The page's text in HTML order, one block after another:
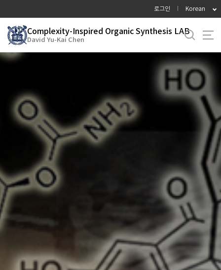
로
메
로그인 Korean
Complexity-Inspired Organic Synthesis LAB
David Yu-Kai Chen